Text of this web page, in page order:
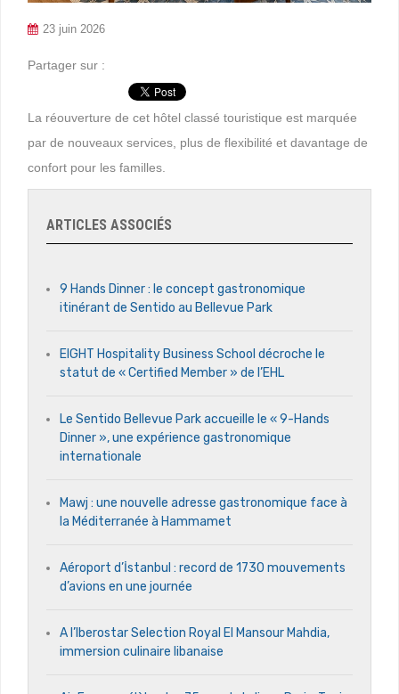
23 juin 2026
Partager sur :
La réouverture de cet hôtel classé touristique est marquée
par de nouveaux services, plus de flexibilité et davantage de
confort pour les familles.
ARTICLES ASSOCIÉS
9 Hands Dinner : le concept gastronomique
itinérant de Sentido au Bellevue Park
EIGHT Hospitality Business School décroche le
statut de « Certified Member » de l’EHL
Le Sentido Bellevue Park accueille le « 9-Hands
Dinner », une expérience gastronomique
internationale
Mawj : une nouvelle adresse gastronomique face à
la Méditerranée à Hammamet
Aéroport d’İstanbul : record de 1730 mouvements
d’avions en une journée
A l’Iberostar Selection Royal El Mansour Mahdia,
immersion culinaire libanaise